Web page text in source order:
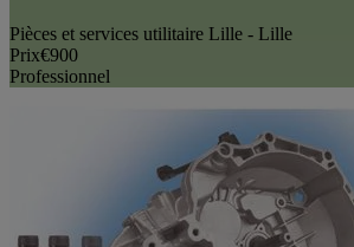
Pièces et services utilitaire Lille - Lille
Prix€900
Professionnel